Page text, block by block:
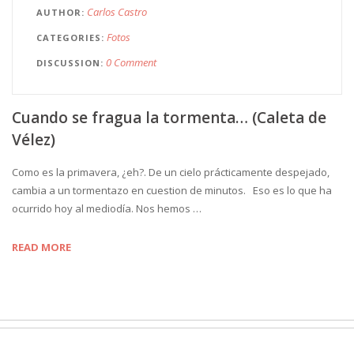
AUTHOR Carlos Castro
CATEGORIES Fotos
DISCUSSION 0 Comment
Cuando se fragua la tormenta… (Caleta de
Vélez)
Como es la primavera, ¿eh?. De un cielo prácticamente despejado,
cambia a un tormentazo en cuestion de minutos. Eso es lo que ha
ocurrido hoy al mediodía. Nos hemos …
READ MORE